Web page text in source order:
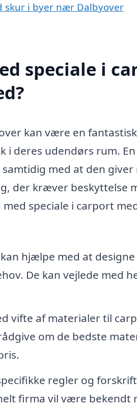
skur i byer nær Dalbyover
speciale i
kan være en
deres udendørs rum.
med at den
der kræver beskyttelse
speciale i carport
hjælpe med at
De kan vejlede med
vifte af materialer til
om de bedste
regler og
firma vil være bekendt